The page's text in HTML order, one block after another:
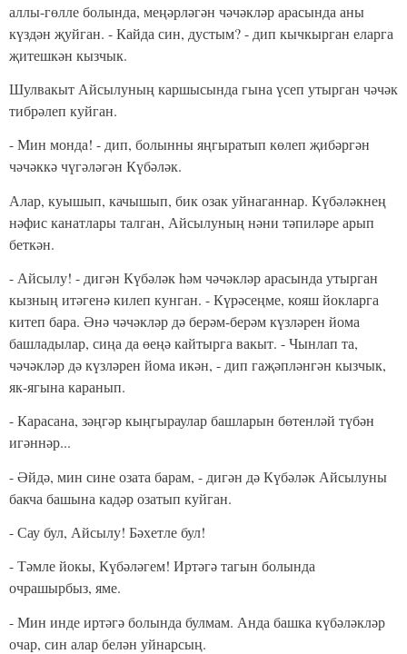
аллы-гөлле болында, меңәрләгән чәчәкләр арасында аны
күздән җуйган. - Кайда син, дус­тым? - дип кычкырган еларга
җитешкән кызчык.
Шулвакыт Айсылуның каршысында гына үсеп утырган чәчәк
тибрәлеп куйган.
- Мин монда! - дип, болынны яңгыратып көлеп җибәргән
чәчәккә чүгәләгән Күбәләк.
Алар, куышып, качышып, бик озак уйнаганнар. Күбәләкнең
нәфис канат­лары талган, Айсылуның нәни тәпиләре арып
беткән.
- Айсылу! - дигән Күбәләк һәм чәчәкләр арасында утырган
кызның итә­генә килеп кунган. - Күрәсеңме, кояш йокларга
китеп бара. Әнә чәчәкләр дә берәм-берәм күзләрен йома
башладылар, сиңа да өеңә кайтырга вакыт. - Чынлап та,
чәчәкләр дә күзләрен йома икән, - дип гаҗәпләнгән кызчык,
як-ягына каранып.
- Карасана, зәңгәр кыңгыраулар башларын бөтенләй түбән
игәннәр...
- Әйдә, мин сине озата барам, - дигән дә Күбәләк Айсылуны
бакча башына кадәр озатып куйган.
- Сау бул, Айсылу! Бәхетле бул!
- Тәмле йокы, Күбәләгем! Иртәгә тагын болында
очрашырбыз, яме.
- Мин инде иртәгә болында булмам. Анда башка күбәләкләр
очар, син алар белән уйнарсың.